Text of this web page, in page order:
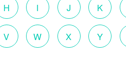
H I J K
V W X Y